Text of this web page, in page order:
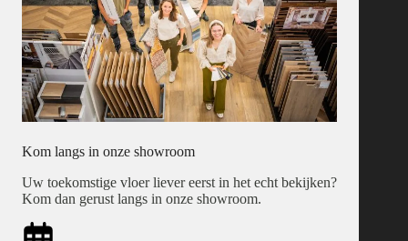
Kom langs in onze showroom
Uw toekomstige vloer liever eerst in het echt bekijken?
Kom dan gerust langs in onze showroom.